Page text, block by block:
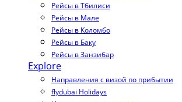
Рейсы в Тбилиси
Рейсы в Мале
Рейсы в Коломбо
Рейсы в Баку
Рейсы в Занзибар
Explore
Направления с визой по прибытии
flydubai Holidays